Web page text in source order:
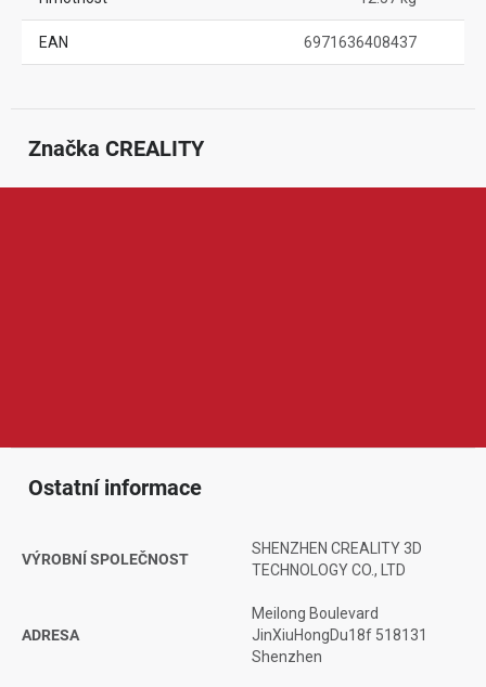
EAN 6971636408437
Značka CREALITY
Ostatní informace
VÝROBNÍ SPOLEČNOST
SHENZHEN CREALITY 3D
TECHNOLOGY CO., LTD
ADRESA
Meilong Boulevard
JinXiuHongDu18f 518131
Shenzhen